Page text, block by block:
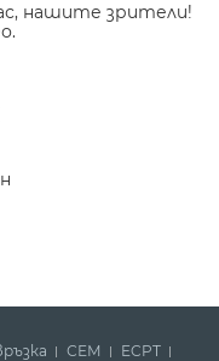
нашите зрители!
СЕМ ECPT